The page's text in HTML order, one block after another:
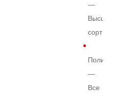
—
Высший
сорт
—
Все